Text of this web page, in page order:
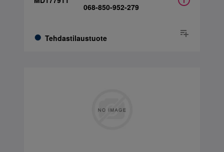
Tehdastilaustuote
068-850-952-279